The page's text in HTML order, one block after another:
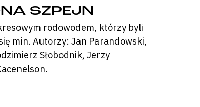
SZPEJN
rodowodem, którzy byli
min. Autorzy: Jan Parandowski,
Słobodnik, Jerzy